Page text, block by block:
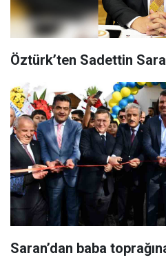
Öztürk’ten Sadettin
Saran’dan baba